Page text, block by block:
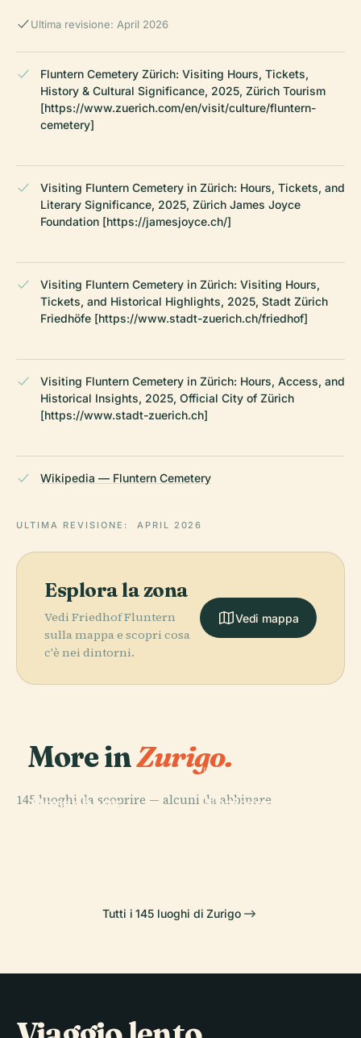
Ultima revisione: April 2026
Fluntern Cemetery Zürich: Visiting Hours, Tickets,
History & Cultural Significance, 2025, Zürich Tourism
[https://www.zuerich.com/en/visit/culture/fluntern-
cemetery]
Visiting Fluntern Cemetery in Zürich: Hours, Tickets, and
Literary Significance, 2025, Zürich James Joyce
Foundation [https://jamesjoyce.ch/]
Visiting Fluntern Cemetery in Zürich: Visiting Hours,
Tickets, and Historical Highlights, 2025, Stadt Zürich
Friedhöfe [https://www.stadt-zuerich.ch/friedhof]
Visiting Fluntern Cemetery in Zürich: Hours, Access, and
Historical Insights, 2025, Official City of Zürich
[https://www.stadt-zuerich.ch]
Wikipedia — Fluntern Cemetery
ULTIMA REVISIONE: APRIL 2026
Esplora la zona
Vedi Friedhof Fluntern
sulla mappa e scopri cosa
c'è nei dintorni.
Vedi mappa
More inZurigo.
145 luoghi da scoprire — alcuni da abbinare.
Opernhaus
PLACE
Nazionale Di
Tutti i 145 luoghi di Zurigo